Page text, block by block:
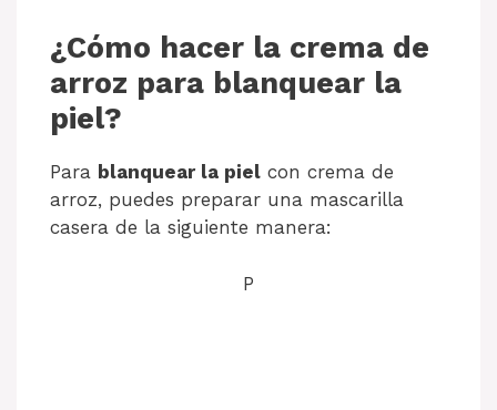
¿Cómo hacer la crema de
arroz para blanquear la
piel?
Para blanquear la piel con crema de
arroz, puedes preparar una mascarilla
casera de la siguiente manera:
P